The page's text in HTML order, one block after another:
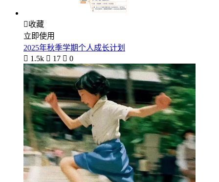
收藏
立即使用
2025年秋季学期个人成长计划
 1.5k  17  0